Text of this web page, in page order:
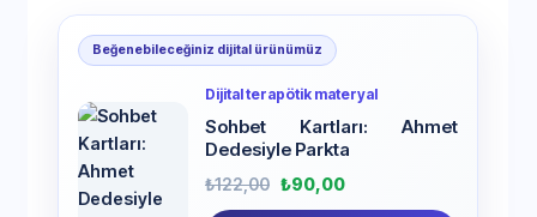
Beğenebileceğiniz dijital ürünümüz
Dijital terapötik materyal
Sohbet Kartları: Ahmet
Dedesiyle Parkta
₺122,00 ₺90,00